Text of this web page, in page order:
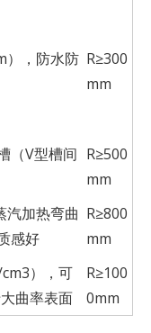
），防水防 R≥300
mm
（V型槽间 R≥500
mm
汽加热弯曲
感好
R≥800
mm
），可
曲率表面
R≥100
0mm